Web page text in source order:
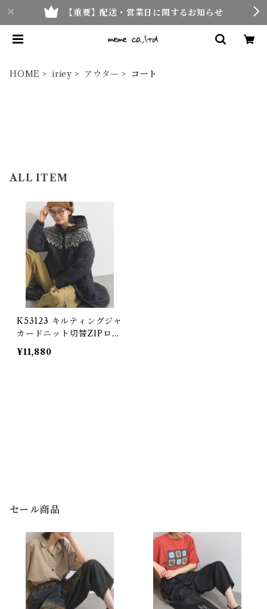
【重要】配送・営業日に関するお知らせ
HOME iriey アウター コート
ALL ITEM
K53123 キルティングジャ
カードニット切替ZIPロン
グパーカー / Quilted Jac
quard Knit Combinatio
¥11,880
セール商品